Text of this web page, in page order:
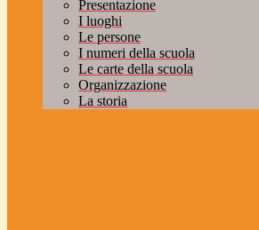
Presentazione
I luoghi
Le persone
I numeri della scuola
Le carte della scuola
Organizzazione
La storia